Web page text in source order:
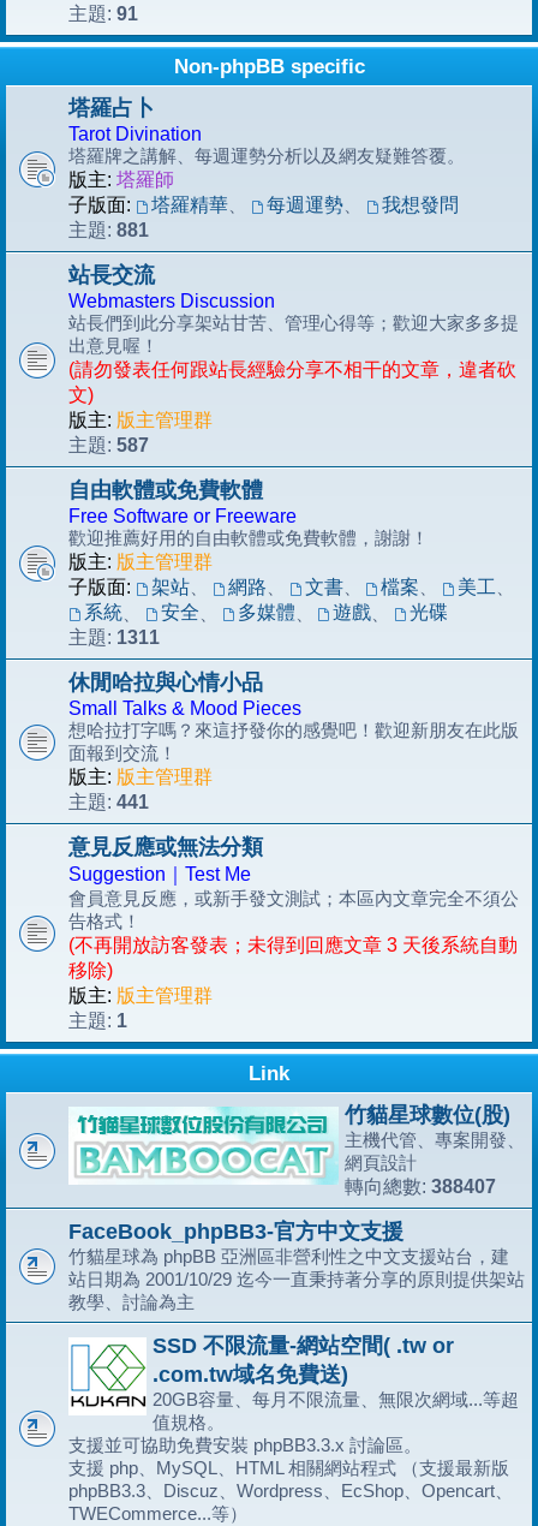
主題: 91
Non-phpBB specific
塔羅占卜
Tarot Divination
塔羅牌之講解、每週運勢分析以及網友疑難答覆。
版主: 塔羅師
子版面:
塔羅精華、 每週運勢、
我想發問
主題: 881
站長交流
Webmasters Discussion
站長們到此分享架站甘苦、管理心得等；歡迎大家多多提
出意見喔！
(請勿發表任何跟站長經驗分享不相干的文章，違者砍
文)
版主: 版主管理群
主題: 587
自由軟體或免費軟體
Free Software or Freeware
歡迎推薦好用的自由軟體或免費軟體，謝謝！
版主: 版主管理群
子版面:
架站、 網路 文書、 檔案 美工
系統、 安全 多媒體 遊戲
光碟
主題: 1311
休閒哈拉與心情小品
Small Talks & Mood Pieces
想哈拉打字嗎？來這抒發你的感覺吧！歡迎新朋友在此版
面報到交流！
版主: 版主管理群
主題: 441
意見反應或無法分類
Suggestion｜Test Me
會員意見反應，或新手發文測試；本區內文章完全不須公
告格式！
(不再開放訪客發表；未得到回應文章 3 天後系統自動
移除)
版主: 版主管理群
主題: 1
Link
竹貓星球數位(股)
主機代管、專案開發、
網頁設計
轉向總數: 388407
FaceBook_phpBB3-官方中文支援
竹貓星球為 phpBB 亞洲區非營利性之中文支援站台，建
站日期為 2001/10/29 迄今一直秉持著分享的原則提供架站
教學、討論為主
SSD 不限流量-網站空間( .tw or
.com.tw域名免費送)
20GB容量、每月不限流量、無限次網域...等超
值規格。
支援並可協助免費安裝 phpBB3.3.x 討論區。
支援 php、MySQL、HTML 相關網站程式 （支援最新版
phpBB3.3、Discuz、Wordpress、EcShop、Opencart、
TWECommerce...等）